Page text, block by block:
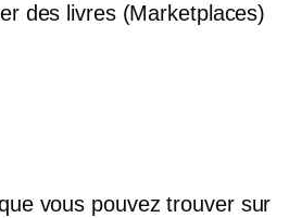
des livres (Marketplaces)
vous pouvez trouver sur